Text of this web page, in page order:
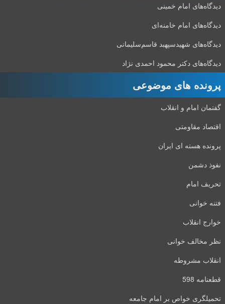
دیدگاه‌های امام خمینی
دیدگاه‌های امام خامنه‌ای
دیدگاه‌های شهید‌سپهبد قاسم‌سلیمانی
دیدگاه‌های دکتر محمود احمدی نژاد
پرونده های موضوعی
گفتمان امام و انقلاب
اقتصاد مقاومتی
پرونده هسته ای ایران
نفوذ دشمن
تحریف امام
فتنه خوانی
خوارج انقلاب
نظر مخالف خوانی
انقلاب مشروطه
قطعنامه 598
تحمیلگری خواص بر امام جامعه